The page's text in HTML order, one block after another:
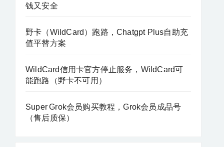
钱又安全
野卡（WildCard）跑路，Chatgpt Plus自助充
值平替方案
WildCard信用卡官方停止服务，WildCard可
能跑路（野卡不可用）
Super Grok会员购买教程，Grok会员成品号
（售后质保）